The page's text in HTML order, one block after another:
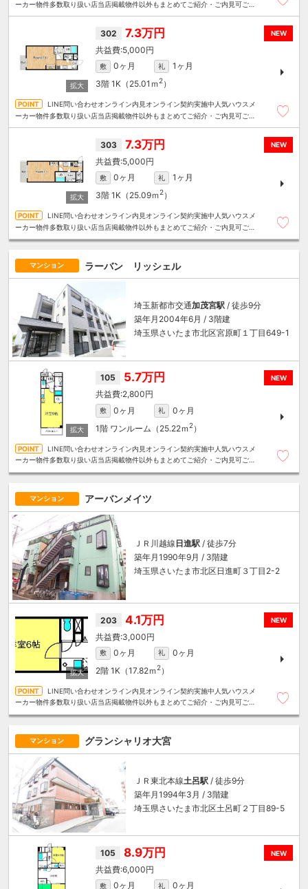
ーカー物件多数取り扱い店当店掲載物件以外もまとめてご紹介・ご内見可ご予
NEW
302 7.3万円
5,000円
敷 0ヶ月 礼
1ヶ月
3階 1K（25.01ｍ 2）
LINE問い合わせオンライン内見オンライン契約実施中人気ハウスメ
ーカー物件多数取り扱い店当店掲載物件以外もまとめてご紹介・ご内見可ご予
NEW
303 7.3万円
5,000円
敷 0ヶ月 礼
1ヶ月
3階 1K（25.09ｍ 2）
LINE問い合わせオンライン内見オンライン契約実施中人気ハウスメ
ーカー物件多数取り扱い店当店掲載物件以外もまとめてご紹介・ご内見可ご予
マンション ラーバン リッシェル
埼玉新都市交通加茂宮駅 / 徒歩9分
築年月2004年6月 / 3階建
埼玉県さいたま市北区宮原町１丁目649-1
NEW
105 5.7万円
2,800円
敷 0ヶ月 礼
0ヶ月
1階 ワンルーム（25.22ｍ 2）
LINE問い合わせオンライン内見オンライン契約実施中人気ハウスメ
ーカー物件多数取り扱い店当店掲載物件以外もまとめてご紹介・ご内見可ご予
マンション アーバンメイツ
ＪＲ川越線 日進駅 / 徒歩7分
築年月1990年9月 / 3階建
埼玉県さいたま市北区日進町３丁目2-2
NEW
203 4.1万円
3,000円
敷 0ヶ月 礼
0ヶ月
2階 1K（17.82ｍ 2）
LINE問い合わせオンライン内見オンライン契約実施中人気ハウスメ
ーカー物件多数取り扱い店当店掲載物件以外もまとめてご紹介・ご内見可ご予
マンション グランシャリオ大宮
ＪＲ東北本線土呂駅 / 徒歩9分
築年月1994年3月 / 3階建
埼玉県さいたま市北区土呂町２丁目89-5
NEW
105 8.9万円
6,000円
敷 0ヶ月 礼 0ヶ月